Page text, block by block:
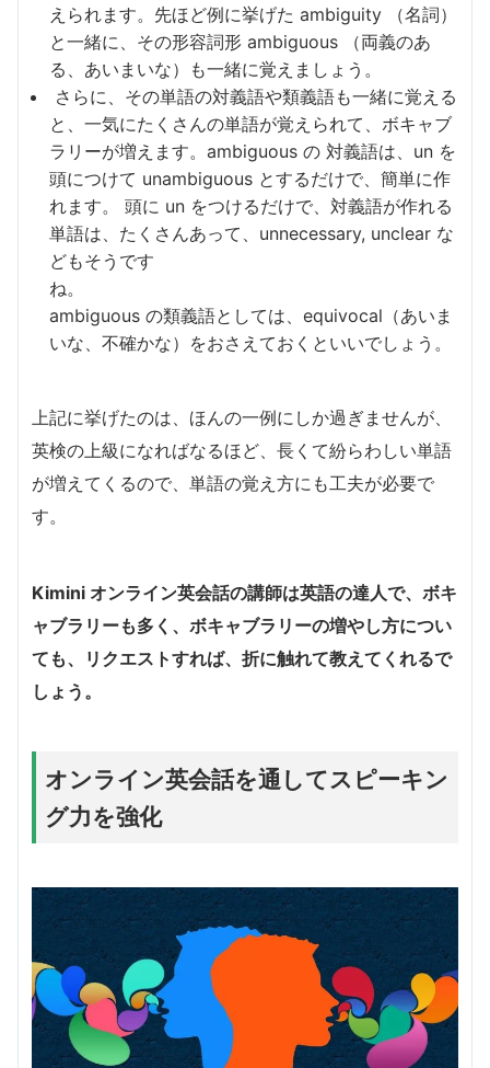
えられます。先ほど例に挙げた ambiguity （名詞）
と一緒に、その形容詞形 ambiguous （両義のあ
る、あいまいな）も一緒に覚えましょう。
さらに、その単語の対義語や類義語も一緒に覚える
と、一気にたくさんの単語が覚えられて、ボキャブ
ラリーが増えます。ambiguous の 対義語は、un を
頭につけて unambiguous とするだけで、簡単に作
れます。 頭に un をつけるだけで、対義語が作れる
単語は、たくさんあって、unnecessary, unclear な
どもそうです
ね。
ambiguous の類義語としては、equivocal（あいま
いな、不確かな）をおさえておくといいでしょう。
上記に挙げたのは、ほんの一例にしか過ぎませんが、
英検の上級になればなるほど、長くて紛らわしい単語
が増えてくるので、単語の覚え方にも工夫が必要で
す。
Kimini オンライン英会話の講師は英語の達人で、ボキ
ャブラリーも多く、ボキャブラリーの増やし方につい
ても、リクエストすれば、折に触れて教えてくれるで
しょう。
オンライン英会話を通してスピーキン
グ力を強化